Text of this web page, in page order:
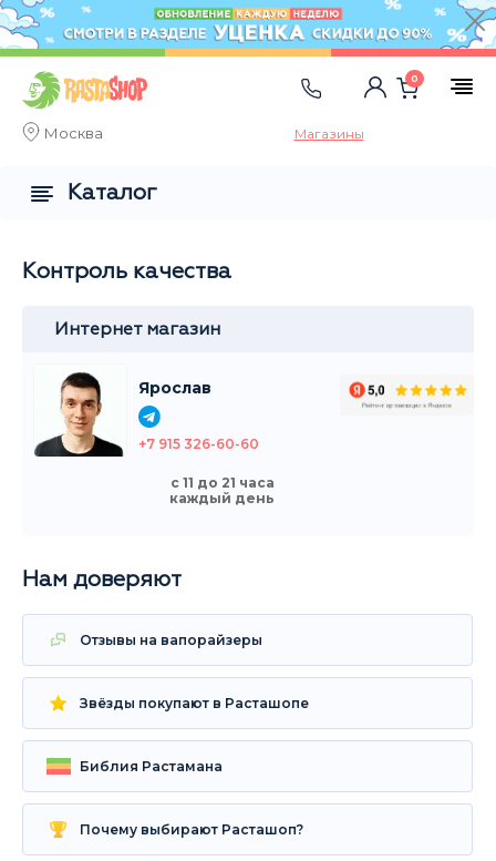
Москва Магазины
0
Контроль качества
Интернет магазин
Ярослав
+7 915 326-60-60
с 11 до 21 часа
каждый день
Нам доверяют
Отзывы на вапорайзеры
Звёзды покупают в Расташопе
Библия Растамана
Почему выбирают Расташоп?
Каталог